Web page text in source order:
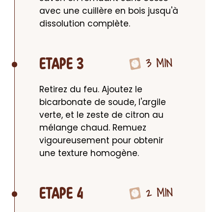
avec une cuillère en bois jusqu'à
dissolution complète.
ETAPE 3 3 MIN
Retirez du feu. Ajoutez le
bicarbonate de soude, l'argile
verte, et le zeste de citron au
mélange chaud. Remuez
vigoureusement pour obtenir
une texture homogène.
ETAPE 4 2 MIN